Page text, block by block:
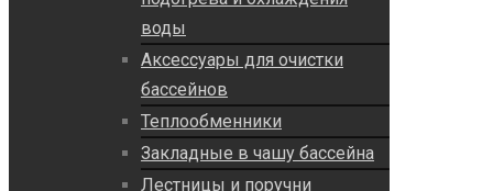
воды
Аксессуары для очистки
бассейнов
Теплообменники
Закладные в чашу бассейна
Лестницы и поручни